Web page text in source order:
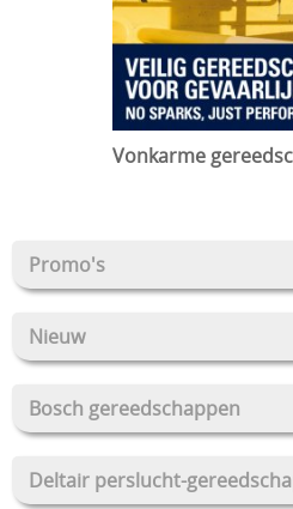
Promo's
Nieuw
Bosch gereedschappen
Deltair perslucht-
Vonkarme